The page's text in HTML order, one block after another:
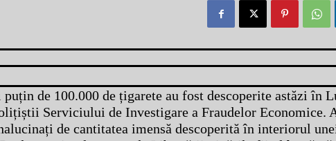
puțin de 100.000 de țigarete au fost descoperite astăzi în
Serviciului de Investigare a Fraudelor Economice.
de cantitatea imensă descoperită în interiorul